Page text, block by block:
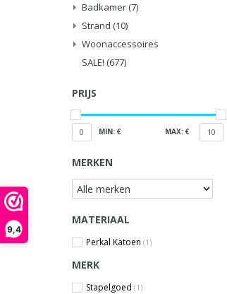
9,4
Badkamer (7)
Strand (10)
Woonaccessoires
SALE! (677)
PRIJS
0 MIN: € MAX: € 10
MERKEN
MATERIAAL
Perkal Katoen (1)
MERK
Stapelgoed (1)